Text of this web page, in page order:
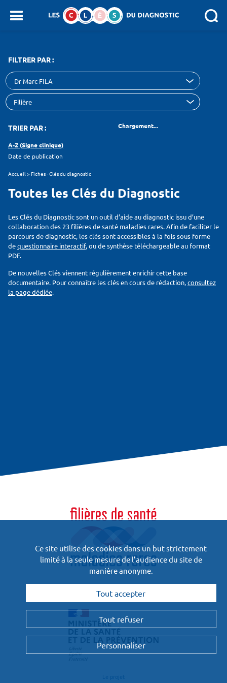
SEARCH :
FILTRER PAR :
Dr Marc FILA
TRIER PAR : Chargement...
A-Z (Signe clinique)
Date de publication
Accueil >Fiches - Clés du diagnostic
Toutes les Clés du Diagnostic
Les Clés du Diagnostic sont un outil d’aide au diagnostic issu d’une
collaboration des 23 filières de santé maladies rares. Afin de faciliter le
parcours de diagnostic, les clés sont accessibles à la fois sous forme
dequestionnaire interactif, ou de synthèse téléchargeable au format
PDF.
De nouvelles Clés viennent régulièrement enrichir cette base
documentaire. Pour connaître les clés en cours de rédaction,consultez
la page dédiée.
Financées
et pilotées par :
Le projet
Ce site utilise des cookies dans un but strictement
limité à la seule mesure de l’audience du site de
manière anonyme.
Tout accepter
Tout refuser
Personnaliser